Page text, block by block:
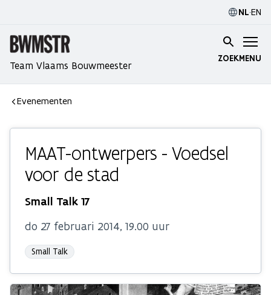
NL·EN
Team Vlaams Bouwmeester
ZOEKMENU
Evenementen
MAAT-ontwerpers - Voedsel
voor de stad
Small Talk 17
do 27 februari 2014, 19.00 uur
Small Talk